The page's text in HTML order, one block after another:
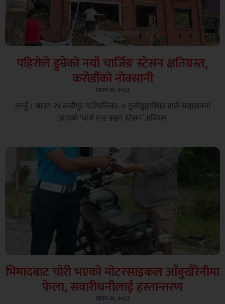
पहिरोले डुम्रेको नयाँ चार्जिङ स्टेसन क्षतिग्रस्त,
करोडौँको नोक्सानी
साउन २१, २०८३
तनहुँ । साउन २१ बन्दीपुर गाउँपालिका–४ ठूलोढुङ्गास्थित हालै सञ्चालनमा
आएको ‘चार्ज एन्ड डाइन स्टेसन’ अविरल
भिमादबाट चोरी भएको मोटरसाइकल आँबुखैरेनीमा
फेला, सवारीधनीलाई हस्तान्तरण
साउन २१, २०८३